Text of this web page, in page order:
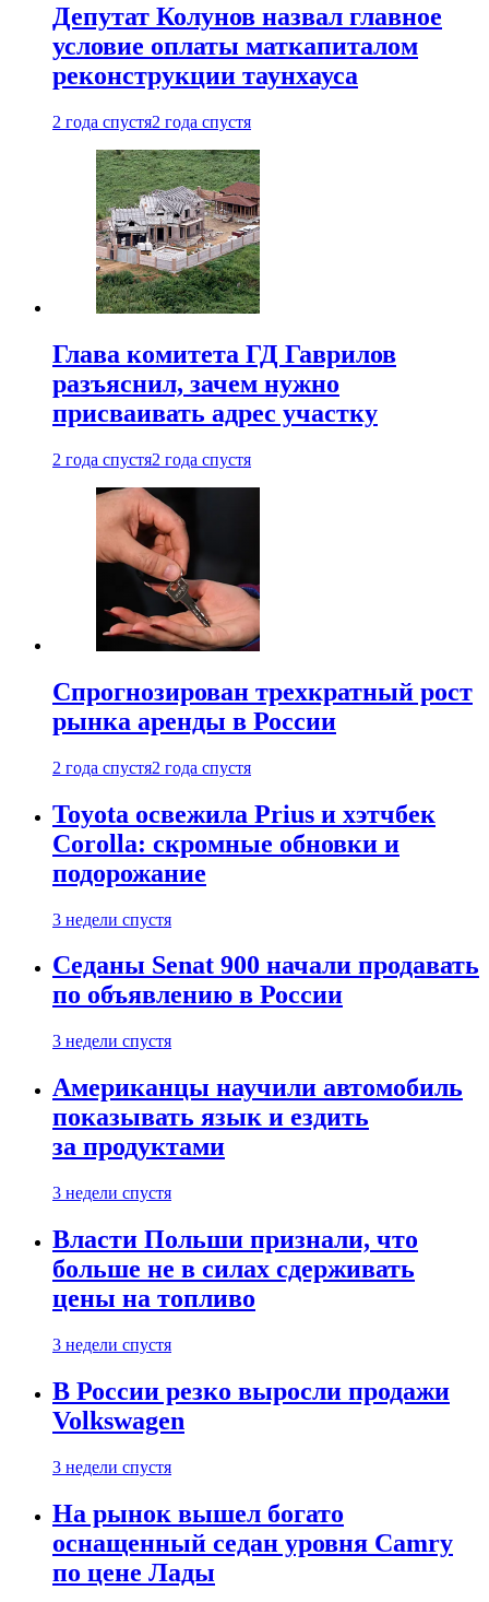
Депутат Колунов назвал главное
условие оплаты маткапиталом
реконструкции таунхауса
2 года спустя2 года спустя
Глава комитета ГД Гаврилов
разъяснил, зачем нужно
присваивать адрес участку
2 года спустя2 года спустя
Спрогнозирован трехкратный рост
рынка аренды в России
2 года спустя2 года спустя
Toyota освежила Prius и хэтчбек
Corolla: скромные обновки и
подорожание
3 недели спустя
Седаны Senat 900 начали продавать
по объявлению в России
3 недели спустя
Американцы научили автомобиль
показывать язык и ездить
за продуктами
3 недели спустя
Власти Польши признали, что
больше не в силах сдерживать
цены на топливо
3 недели спустя
В России резко выросли продажи
Volkswagen
3 недели спустя
На рынок вышел богато
оснащенный седан уровня Camry
по цене Лады